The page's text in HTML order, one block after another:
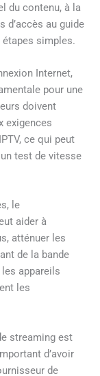
du contenu, à la
d’accès au guide
simples.
Internet,
pour une
doivent
exigences
ce qui peut
test de vitesse
le
aider à
atténuer les
de la bande
appareils
les
streaming est
d’avoir
de